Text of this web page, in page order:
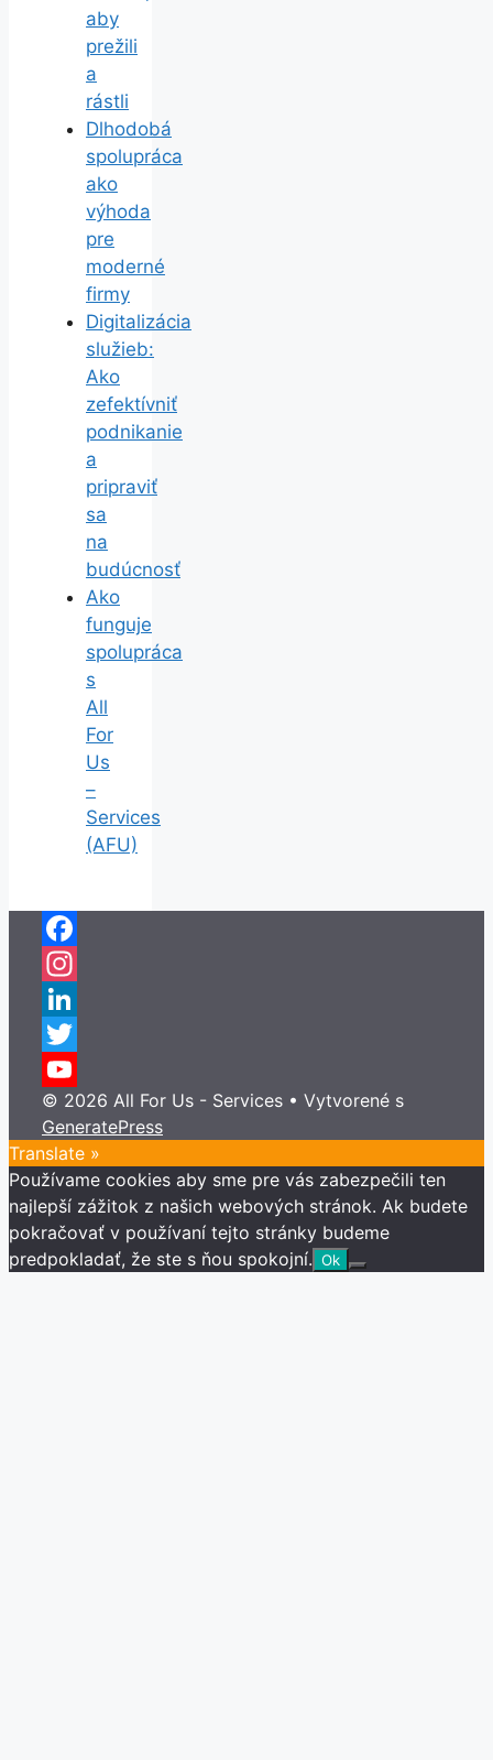
aby
prežili
a
rástli
Dlhodobá
spolupráca
ako
výhoda
pre
moderné
firmy
Digitalizácia
služieb:
Ako
zefektívniť
podnikanie
a
pripraviť
sa
na
budúcnosť
Ako
funguje
spolupráca
s
All
For
Us
–
Services
(AFU)
Facebook
Instagram
LinkedIn
Twitter
YouTube
Channel
© 2026 All For Us - Services • Vytvorené s
GeneratePress
Translate »
Používame cookies aby sme pre vás zabezpečili ten
najlepší zážitok z našich webových stránok. Ak budete
pokračovať v používaní tejto stránky budeme
predpokladať, že ste s ňou spokojní. Ok